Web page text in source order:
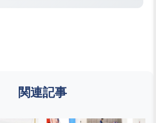
関連記事